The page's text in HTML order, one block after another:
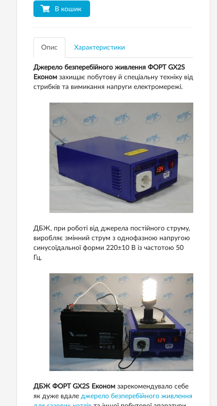
В кошик
Опис Характеристики
Джерело безперебійного живлення ФОРТ GX2S
Економ захищає побутову й спеціальну техніку від
стрибків та вимикання напруги електромережі.
ДБЖ, при роботі від джерела постійного струму,
виробляє змінний струм з однофазною напругою
синусоїдальної форми 220±10 В із частотою 50
Гц.
ДБЖ ФОРТ GX2S Економ зарекомендувало себе
як дуже вдале джерело безперебійного живлення